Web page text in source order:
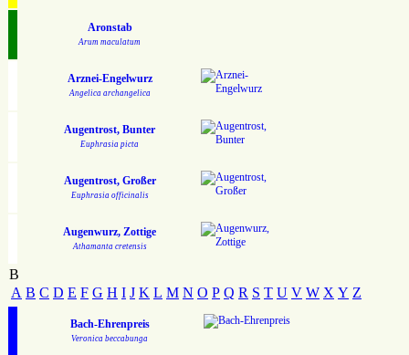
Aronstab
Arum maculatum
Arznei-Engelwurz
Angelica archangelica
Augentrost, Bunter
Euphrasia picta
Augentrost, Großer
Euphrasia officinalis
Augenwurz, Zottige
Athamanta cretensis
B
A B C D E F G H I J K L M N O P Q R S T U V W X Y Z
Bach-Ehrenpreis
Veronica beccabunga